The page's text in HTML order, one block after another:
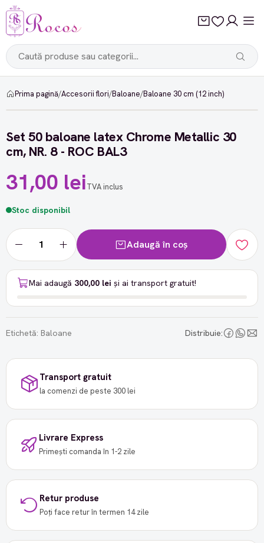
Prima pagină/Accesorii flori/Baloane/Baloane 30 cm (12 inch)
Set 50 baloane latex Chrome Metallic 30
cm, NR. 8 - ROC BAL3
31,00 leiTVA inclus
Stoc disponibil
Adaugă în coș
Mai adaugă 300,00 lei și ai transport gratuit!
Etichetă: Baloane Distribuie:
Transport gratuit
la comenzi de peste 300 lei
Livrare Express
Primești comanda în 1-2 zile
Retur produse
Poți face retur în termen 14 zile